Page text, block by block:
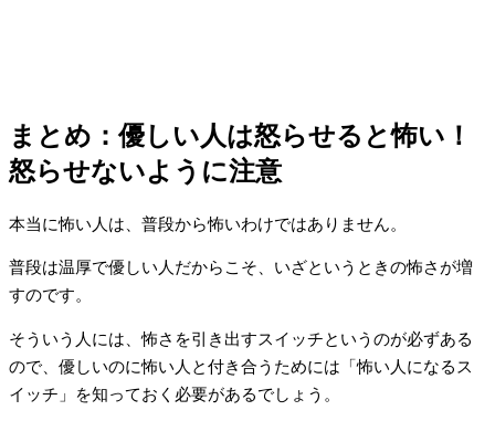
まとめ：優しい人は怒らせると怖い！
怒らせないように注意
本当に怖い人は、普段から怖いわけではありません。
普段は温厚で優しい人だからこそ、いざというときの怖さが増
すのです。
そういう人には、怖さを引き出すスイッチというのが必ずある
ので、優しいのに怖い人と付き合うためには「怖い人になるス
イッチ」を知っておく必要があるでしょう。